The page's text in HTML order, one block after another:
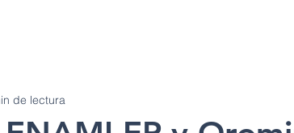
de lectura